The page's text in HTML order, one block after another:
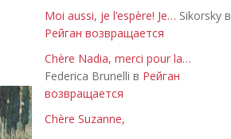
Moi aussi, je l’espère! Je… Sikorsky в
Рейган возвращается
Chère Nadia, merci pour la…
Federica Brunelli в Рейган
возвращается
Chère Suzanne,